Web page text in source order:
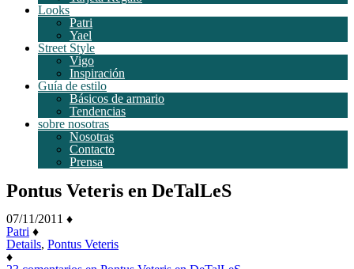
Looks
Patri
Yael
Street Style
Vigo
Inspiración
Guía de estilo
Básicos de armario
Tendencias
sobre nosotras
Nosotras
Contacto
Prensa
Pontus Veteris en DeTalLeS
07/11/2011 ♦
Patri ♦
Details, Pontus Veteris
♦